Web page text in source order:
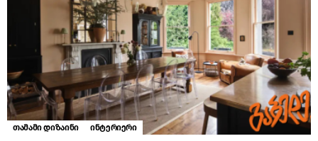
თამამი დიზაინი ინტერიერი